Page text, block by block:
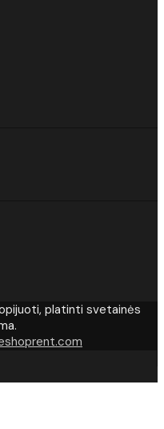
platinti svetainės